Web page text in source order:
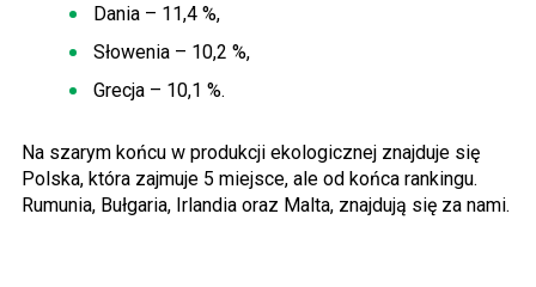
Dania – 11,4 %,
Słowenia – 10,2 %,
Grecja – 10,1 %.
Na szarym końcu w produkcji ekologicznej znajduje się
Polska, która zajmuje 5 miejsce, ale od końca rankingu.
Rumunia, Bułgaria, Irlandia oraz Malta, znajdują się za nami.